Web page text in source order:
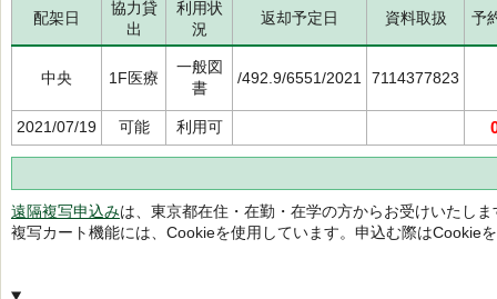
配架日
協力貸
出
利用状
況
返却予定日 資料取扱 予
中央 1F医療
一般図
書
/492.9/6551/2021 7114377823
2021/07/19 可能 利用可
遠隔複写申込みは、東京都在住・在勤・在学の方からお受けいたしま
複写カート機能には、Cookieを使用しています。申込む際はCookie